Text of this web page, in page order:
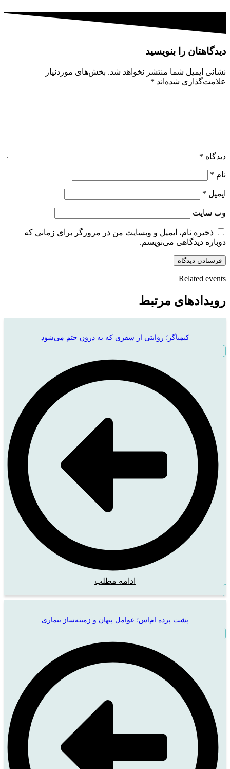
دیدگاهتان را بنویسید
نشانی ایمیل شما منتشر نخواهد شد. بخش‌های موردنیاز
علامت‌گذاری شده‌اند *
دیدگاه *
نام *
ایمیل *
وب‌ سایت
ذخیره نام، ایمیل و وبسایت من در مرورگر برای زمانی که
دوباره دیدگاهی می‌نویسم.
Related events
رویدادهای مرتبط
کیمیاگر؛ روایتی از سفری که به درون ختم می‌شود
ادامه مطلب
پشت پرده ام‌اس؛ عوامل پنهان و زمینه‌ساز بیماری